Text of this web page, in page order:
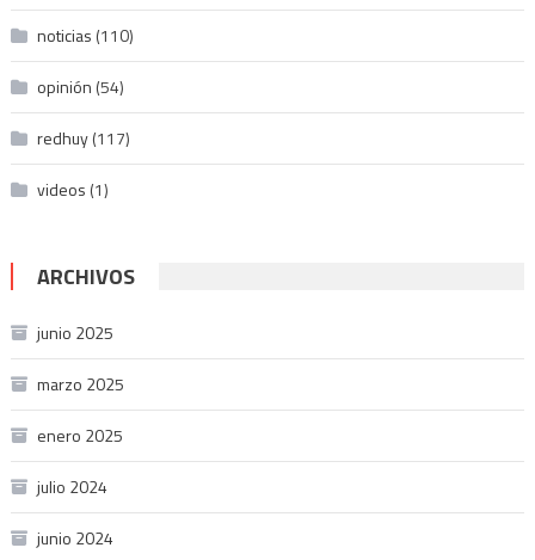
noticias (110)
opinión (54)
redhuy(117)
videos (1)
ARCHIVOS
junio 2025
marzo 2025
enero 2025
julio 2024
junio 2024